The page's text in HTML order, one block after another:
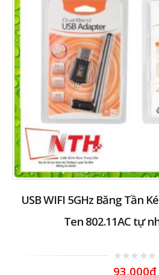
USB WIFI 5GHz Băng Tần
Ten 802.11AC tự
093,000₫